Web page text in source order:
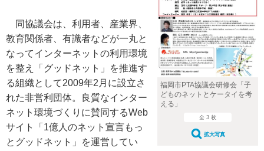
福岡市PTA協議会研修会「子
どものネットとケータイを考
える」
全 3 枚
拡大写真
同協議会は、利用者、産業界、
教育関係者、有識者などが一丸と
なってインターネットの利用環境
を整え「グッドネット」を推進す
る組織として2009年2月に設立さ
れた非営利団体。良質なインター
ネット環境づくりに賛同するWeb
サイト「1億人のネット宣言もっ
とグッドネット」を運営してい